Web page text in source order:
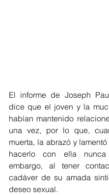
El informe de Joseph
dice que el joven y la
habían mantenido
una vez, por lo que,
muerta, la abrazó y
hacerlo con ella
embargo, al tener
cadáver de su amada
deseo sexual.